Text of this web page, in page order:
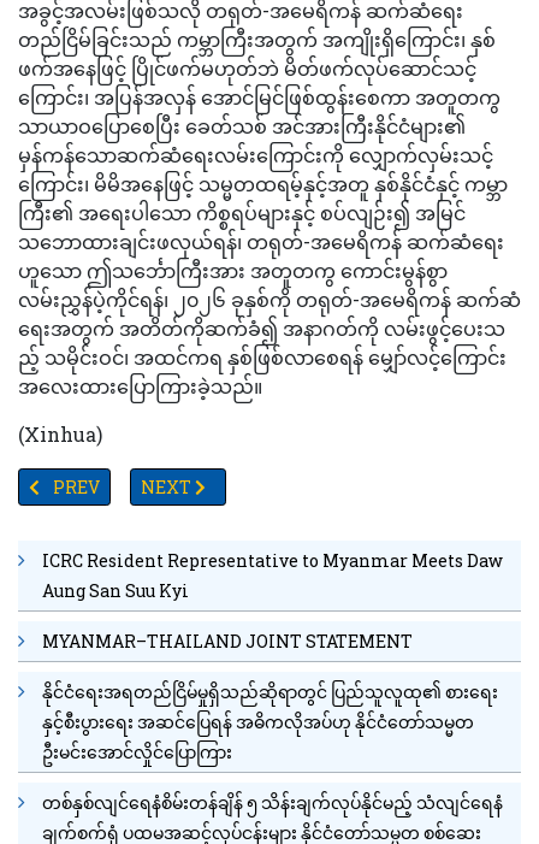
အခွင့်အလမ်းဖြစ်သလို တရုတ်-အမေရိကန် ဆက်ဆံရေး
တည်ငြိမ်ခြင်းသည် ကမ္ဘာကြီးအတွက် အကျိုးရှိကြောင်း၊ နှစ်
ဖက်အနေဖြင့် ပြိုင်ဖက်မဟုတ်ဘဲ မိတ်ဖက်လုပ်ဆောင်သင့်
ကြောင်း၊ အပြန်အလှန် အောင်မြင်ဖြစ်ထွန်းစေကာ အတူတကွ
သာယာဝပြောစေပြီး ခေတ်သစ် အင်အားကြီးနိုင်ငံများ၏
မှန်ကန်သောဆက်ဆံရေးလမ်းကြောင်းကို လျှောက်လှမ်းသင့်
ကြောင်း၊ မိမိအနေဖြင့် သမ္မတထရမ့်နှင့်အတူ နှစ်နိုင်ငံနှင့် ကမ္ဘာ
ကြီး၏ အရေးပါသော ကိစ္စရပ်များနှင့် စပ်လျဉ်း၍ အမြင်
သဘောထားချင်းဖလှယ်ရန်၊ တရုတ်-အမေရိကန် ဆက်ဆံရေး
ဟူသော ဤသင်္ဘောကြီးအား အတူတကွ ကောင်းမွန်စွာ
လမ်းညွှန်ပဲ့ကိုင်ရန်၊ ၂၀၂၆ ခုနှစ်ကို တရုတ်-အမေရိကန် ဆက်ဆံ
ရေးအတွက် အတိတ်ကိုဆက်ခံ၍ အနာဂတ်ကို လမ်းဖွင့်ပေးသ
ည့် သမိုင်းဝင်၊ အထင်ကရ နှစ်ဖြစ်လာစေရန် မျှော်လင့်ကြောင်း
အလေးထားပြောကြားခဲ့သည်။
(Xinhua)
PREVIOUS ARTICLE: ဟန်တာဗိုင်းရပ်စ်အစောပိုင်းလက္ခဏာများသာ
PREV NEXT ARTICLE: အမေရိကန်သမ္မတ ထရမ့် တရုတ်နို
NEXT
ICRC Resident Representative to Myanmar Meets Daw
Aung San Suu Kyi
MYANMAR–THAILAND JOINT STATEMENT
နိုင်ငံရေးအရတည်ငြိမ်မှုရှိသည်ဆိုရာတွင် ပြည်သူလူထု၏ စားရေး
နှင့်စီးပွားရေး အဆင်ပြေရန် အဓိကလိုအပ်ဟု နိုင်ငံတော်သမ္မတ
ဦးမင်းအောင်လှိုင်ပြောကြား
တစ်နှစ်လျင်ရေနံစိမ်းတန်ချိန် ၅ သိန်းချက်လုပ်နိုင်မည့် သံလျင်ရေနံ
ချက်စက်ရုံ ပထမအဆင့်လုပ်ငန်းများ နိုင်ငံတော်သမ္မတ စစ်ဆေး